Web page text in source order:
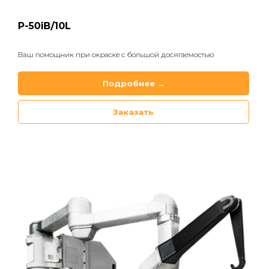
P-50iB/10L
Ваш помощник при окраске с большой досягаемостью
Подробнее →
Заказать